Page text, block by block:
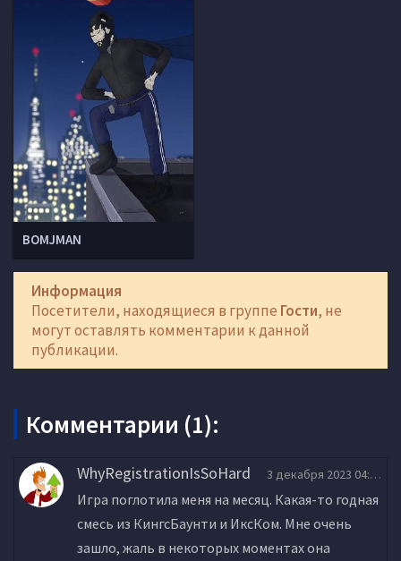
BOMJMAN
Информация
Посетители, находящиеся в группе Гости, не
могут оставлять комментарии к данной
публикации.
Комментарии (1):
WhyRegistrationIsSoHard 3 декабря 2023 04:05
Игра поглотила меня на месяц. Какая-то годная
смесь из КингсБаунти и ИксКом. Мне очень
зашло, жаль в некоторых моментах она